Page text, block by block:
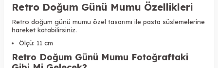
Retro Doğum Günü Mumu Özellikleri
Retro doğum günü mumu özel tasarımı ile pasta süslemelerine
hareket katabilirsiniz.
Ölçü: 11 cm
Retro Doğum Günü Mumu Fotoğraftaki